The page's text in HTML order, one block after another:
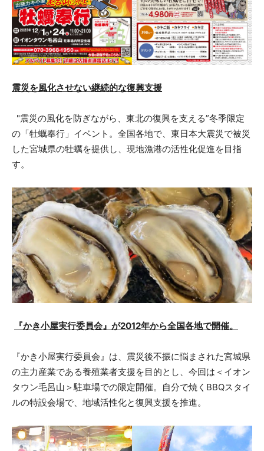
震災を風化させない継続的な復興支援
"震災の風化を防ぎながら、東北の復興を支える”冬季限定
の「牡蠣奉行」イベント。全国各地で、東日本大震災で被災
した宮城県の牡蠣を提供し、現地漁港の活性化促進を目指
す。
『かき小屋実行委員会』が2012年から全国各地で開催。
『かき小屋実行委員会』は、震災後不振に悩まされた宮城県
の主力産業である養殖業者支援を目的とし、今回は＜イオン
タウン毛呂山＞駐車場での限定開催。自分で焼くBBQスタイ
ルの特設会場で、地域活性化と復興支援を推進。